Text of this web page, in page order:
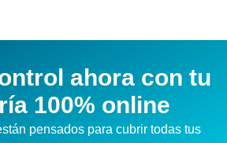
ahora con tu
100% online
pensados para cubrir todas tus